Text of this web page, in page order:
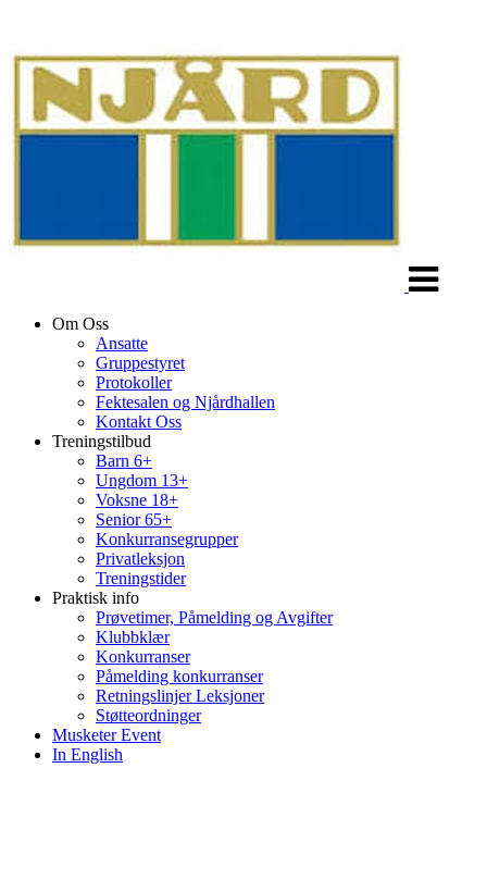
Om Oss
Ansatte
Gruppestyret
Protokoller
Fektesalen og Njårdhallen
Kontakt Oss
Treningstilbud
Barn 6+
Ungdom 13+
Voksne 18+
Senior 65+
Konkurransegrupper
Privatleksjon
Treningstider
Praktisk info
Prøvetimer, Påmelding og Avgifter
Klubbklær
Konkurranser
Påmelding konkurranser
Retningslinjer Leksjoner
Støtteordninger
Musketer Event
In English